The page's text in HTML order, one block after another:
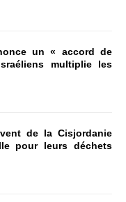
un « accord de
multiplie les
de la Cisjordanie
pour leurs déchets